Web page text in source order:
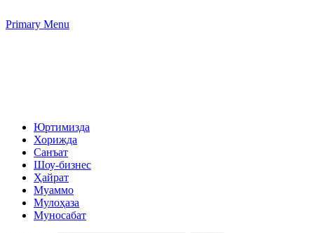
Primary Menu
Юртимизда
Хорижда
Санъат
Шоу-бизнес
Ҳайрат
Муаммо
Мулоҳаза
Муносабат